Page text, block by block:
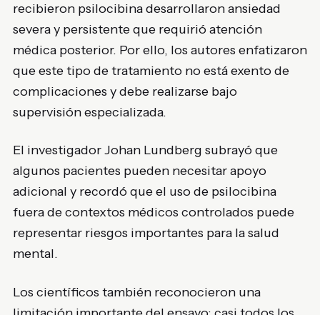
recibieron psilocibina desarrollaron ansiedad
severa y persistente que requirió atención
médica posterior. Por ello, los autores enfatizaron
que este tipo de tratamiento no está exento de
complicaciones y debe realizarse bajo
supervisión especializada.
El investigador Johan Lundberg subrayó que
algunos pacientes pueden necesitar apoyo
adicional y recordó que el uso de psilocibina
fuera de contextos médicos controlados puede
representar riesgos importantes para la salud
mental.
Los científicos también reconocieron una